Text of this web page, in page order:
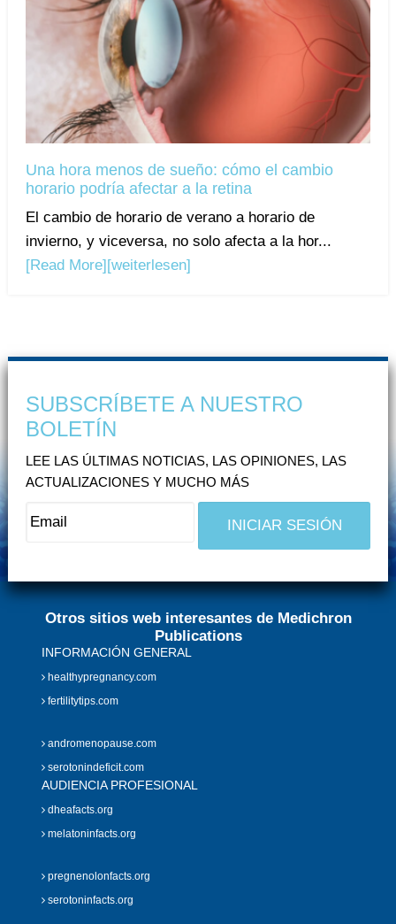
Una hora menos de sueño: cómo el cambio
horario podría afectar a la retina
El cambio de horario de verano a horario de
invierno, y viceversa, no solo afecta a la hor...
[Read More] [weiterlesen]
SUBSCRÍBETE A NUESTRO
BOLETÍN
LEE LAS ÚLTIMAS NOTICIAS, LAS OPINIONES, LAS
ACTUALIZACIONES Y MUCHO MÁS
Otros sitios web interesantes de Medichron
Publications
INFORMACIÓN GENERAL
healthypregnancy.com
fertilitytips.com
andromenopause.com
serotonindeficit.com
AUDIENCIA PROFESIONAL
dheafacts.org
melatoninfacts.org
pregnenolonfacts.org
serotoninfacts.org